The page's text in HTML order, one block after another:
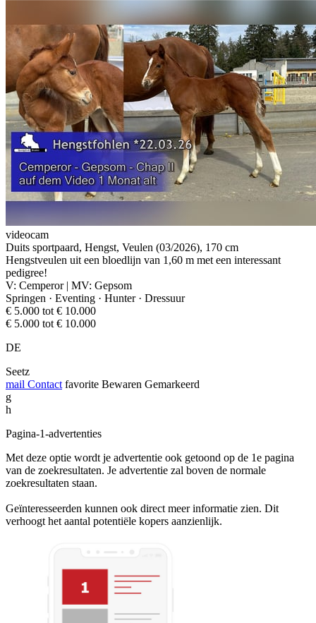
videocam
Duits sportpaard, Hengst, Veulen (03/2026), 170 cm
Hengstveulen uit een bloedlijn van 1,60 m met een interessant
pedigree!
V: Cemperor | MV: Gepsom
Springen · Eventing · Hunter · Dressuur
€ 5.000 tot € 10.000
€ 5.000 tot € 10.000
DE
Seetz
mail Contact favorite Bewaren Gemarkeerd
g
h
Pagina-1-advertenties
Met deze optie wordt je advertentie ook getoond op de 1e pagina
van de zoekresultaten. Je advertentie zal boven de normale
zoekresultaten staan.
Geïnteresseerden kunnen ook direct meer informatie zien. Dit
verhoogt het aantal potentiële kopers aanzienlijk.